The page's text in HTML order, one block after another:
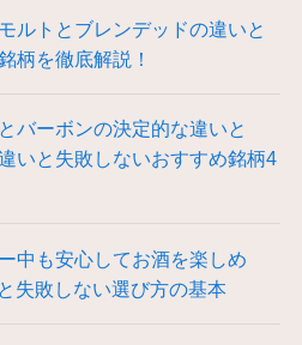
ルトとブレンデッドの違いと
柄を徹底解説！
バーボンの決定的な違いと
いと失敗しないおすすめ銘柄4
中も安心してお酒を楽しめ
失敗しない選び方の基本